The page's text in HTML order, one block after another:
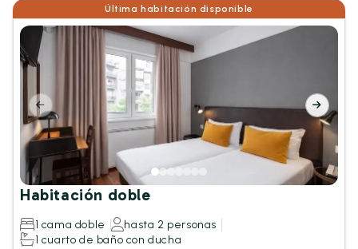
Última habitación disponible
Habitación doble
1 cama doble
hasta 2 personas
1 cuarto de baño con ducha